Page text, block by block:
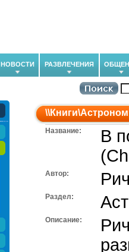
НОВОСТИ РАЗВЛЕЧЕНИЯ
\\Книги\
Название:
В
Автор:
Раздел:
Описание: